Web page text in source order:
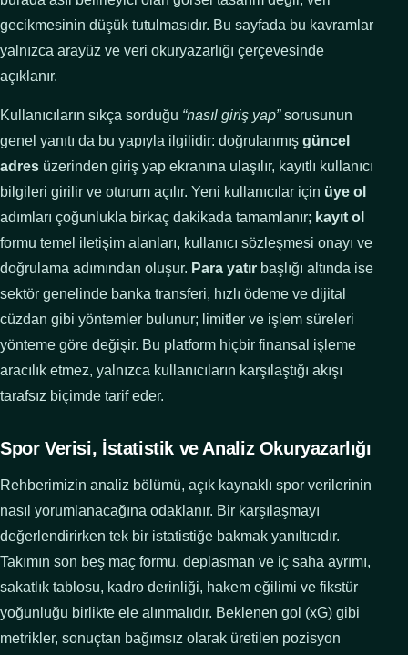
gecikmesinin düşük tutulmasıdır. Bu sayfada bu kavramlar
yalnızca arayüz ve veri okuryazarlığı çerçevesinde
açıklanır.
Kullanıcıların sıkça sorduğu “nasıl giriş yap”sorusunun
genel yanıtı da bu yapıyla ilgilidir: doğrulanmış güncel
adres üzerinden giriş yap ekranına ulaşılır, kayıtlı kullanıcı
bilgileri girilir ve oturum açılır. Yeni kullanıcılar için üye ol
adımları çoğunlukla birkaç dakikada tamamlanır; kayıt ol
formu temel iletişim alanları, kullanıcı sözleşmesi onayı ve
doğrulama adımından oluşur. Para yatır başlığı altında ise
sektör genelinde banka transferi, hızlı ödeme ve dijital
cüzdan gibi yöntemler bulunur; limitler ve işlem süreleri
yönteme göre değişir. Bu platform hiçbir finansal işleme
aracılık etmez, yalnızca kullanıcıların karşılaştığı akışı
tarafsız biçimde tarif eder.
Spor Verisi, İstatistik ve Analiz Okuryazarlığı
Rehberimizin analiz bölümü, açık kaynaklı spor verilerinin
nasıl yorumlanacağına odaklanır. Bir karşılaşmayı
değerlendirirken tek bir istatistiğe bakmak yanıltıcıdır.
Takımın son beş maç formu, deplasman ve iç saha ayrımı,
sakatlık tablosu, kadro derinliği, hakem eğilimi ve fikstür
yoğunluğu birlikte ele alınmalıdır. Beklenen gol (xG) gibi
metrikler, sonuçtan bağımsız olarak üretilen pozisyon